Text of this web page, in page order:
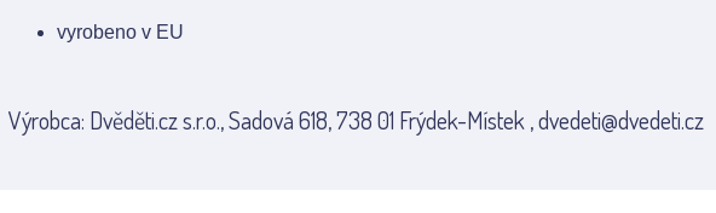
vyrobeno v EU
Výrobca: Dvěděti.cz s.r.o., Sadová 618, 738 01 Frýdek-Místek , dvedeti@dvedeti.cz